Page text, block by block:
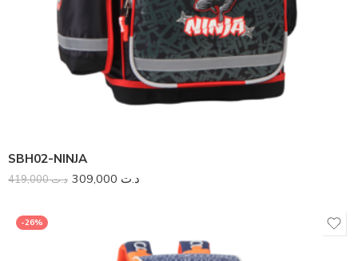
SBH02-NINJA
د.ت419,000 د.ت
-26%